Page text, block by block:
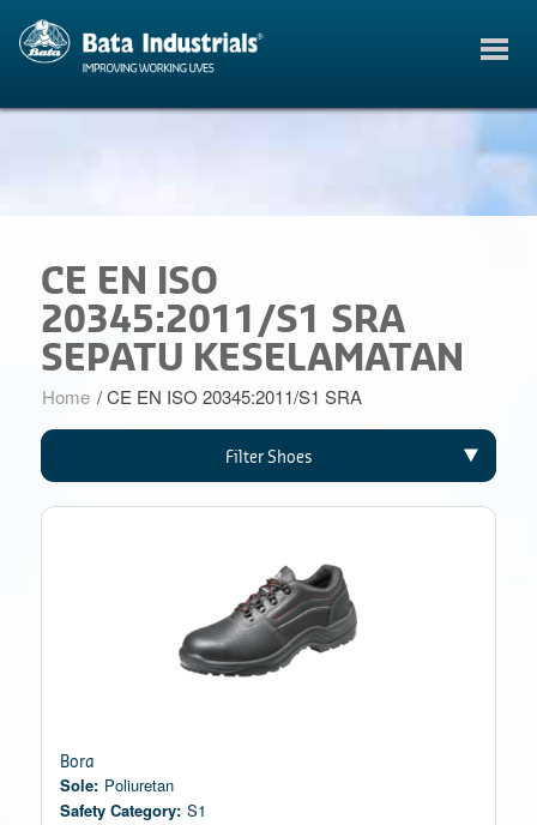
CE EN ISO
20345:2011/S1 SRA
SEPATU KESELAMATAN
Home / CE EN ISO 20345:2011/S1 SRA
Filter Shoes
Bora
Sole: Poliuretan
Safety Category: S1